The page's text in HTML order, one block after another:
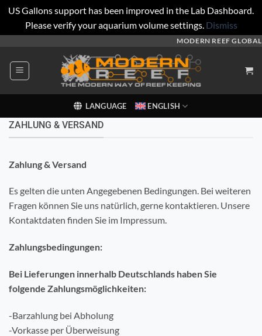
US Gallons support has been improved in the Lab Dashboard.
Please verify your aquarium volume settings. Dismiss
content
MODERN REEF GLOBAL
LANGUAGE ENGLISH
ZAHLUNG & VERSAND
Zahlung & Versand
Es gelten die unten Angegebenen Bedingungen. Bei weiteren
Fragen können Sie uns natürlich, gerne kontaktieren. Unsere
Kontaktdaten finden Sie im Impressum.
Zahlungsbedingungen:
Bei Lieferungen innerhalb Deutschlands haben Sie
folgende Zahlungsmöglichkeiten:
-Barzahlung bei Abholung
-Vorkasse per Überweisung